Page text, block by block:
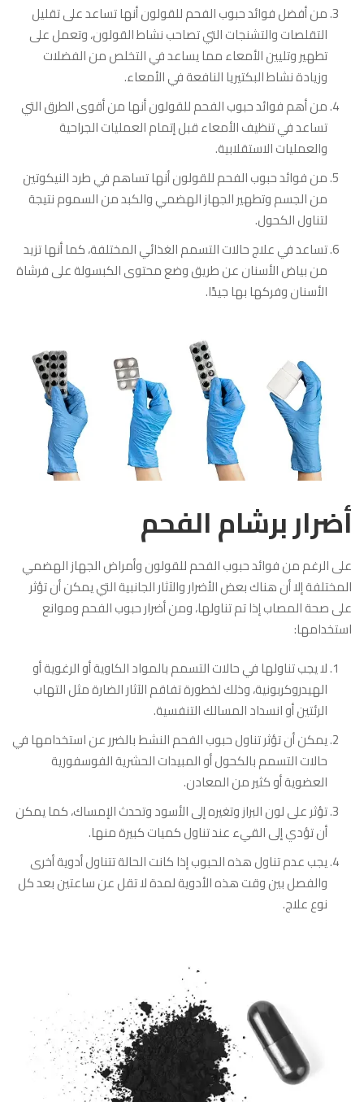
من أفضل فوائد حبوب الفحم للقولون أنها تساعد على تقليل
التقلصات والتشنجات التي تصاحب نشاط القولون، وتعمل على
تطهير وتليين الأمعاء مما يساعد في التخلص من الفضلات
وزيادة نشاط البكتيريا النافعة في الأمعاء.
من أهم فوائد حبوب الفحم للقولون أنها من أقوى الطرق التي
تساعد في تنظيف الأمعاء قبل إتمام العمليات الجراحية
والعمليات الاستقلابية.
من فوائد حبوب الفحم للقولون أنها تساهم في طرد النيكوتين
من الجسم وتطهير الجهاز الهضمي والكبد من السموم نتيجة
لتناول الكحول.
تساعد في علاج حالات التسمم الغذائي المختلفة، كما أنها تزيد
من بياض الأسنان عن طريق وضع محتوى الكبسولة على فرشاة
الأسنان وفركها بها جيدًا.
أضرار برشام الفحم
على الرغم من فوائد حبوب الفحم للقولون وأمراض الجهاز الهضمي
المختلفة إلا أن هناك بعض الأضرار والآثار الجانبية التي يمكن أن تؤثر
على صحة المصاب إذا تم تناولها، ومن أضرار حبوب الفحم وموانع
استخدامها:
لا يجب تناولها في حالات التسمم بالمواد الكاوية أو الرغوية أو
الهيدروكربونية، وذلك لخطورة تفاقم الآثار الضارة مثل التهاب
الرئتين أو انسداد المسالك التنفسية.
يمكن أن تؤثر تناول حبوب الفحم النشط بالضرر عن استخدامها في
حالات التسمم بالكحول أو المبيدات الحشرية الفوسفورية
العضوية أو كثير من المعادن.
تؤثر على لون البراز وتغيره إلى الأسود وتحدث الإمساك، كما يمكن
أن تؤدي إلى القيء عند تناول كميات كبيرة منها.
يجب عدم تناول هذه الحبوب إذا كانت الحالة تتناول أدوية أخرى
والفصل بين وقت هذه الأدوية لمدة لا تقل عن ساعتين بعد كل
نوع علاج.